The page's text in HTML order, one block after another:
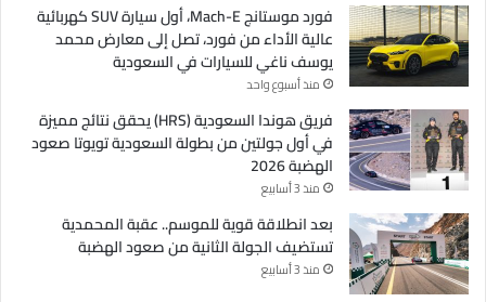
فورد موستانج Mach-E، أول سيارة SUV كهربائية
عالية الأداء من فورد، تصل إلى معارض محمد
يوسف ناغي للسيارات في السعودية
منذ أسبوع واحد
فريق هوندا السعودية (HRS) يحقق نتائج مميزة
في أول جولتين من بطولة السعودية تويوتا صعود
الهضبة 2026
منذ 3 أسابيع
بعد انطلاقة قوية للموسم.. عقبة المحمدية
تستضيف الجولة الثانية من صعود الهضبة
منذ 3 أسابيع